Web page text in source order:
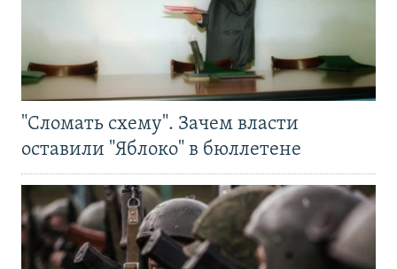
"Сломать схему". Зачем власти
оставили "Яблоко" в бюллетене